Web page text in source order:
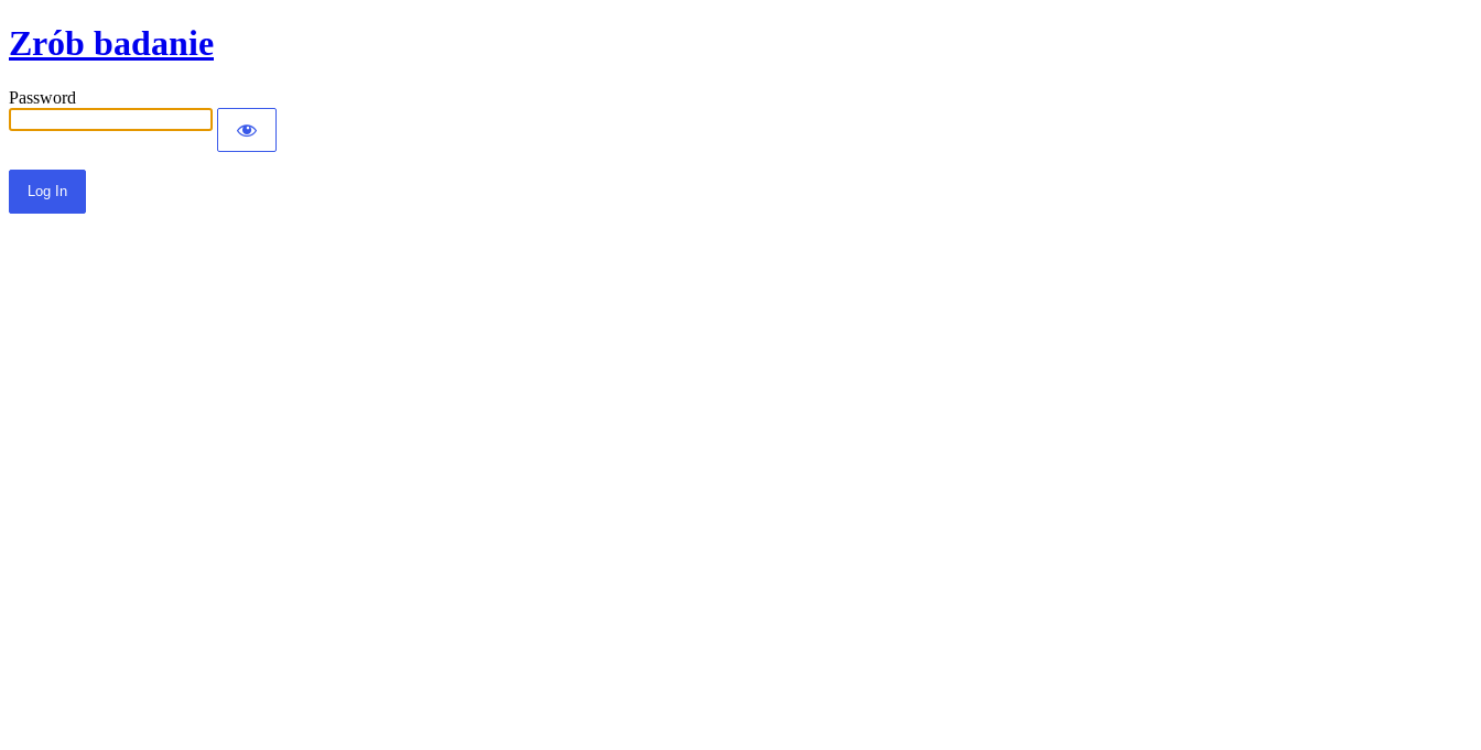
Zrób badanie
Password